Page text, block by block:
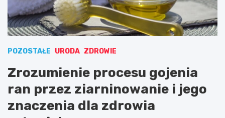
POZOSTAŁE URODA ZDROWIE
Zrozumienie procesu gojenia
ran przez ziarninowanie i jego
znaczenia dla zdrowia